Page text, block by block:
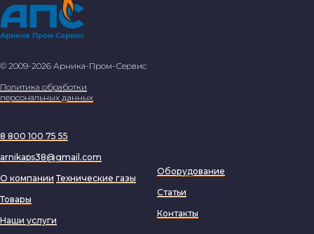
© 2009-2026 Арника-Пром-Сервис
Политика обработки
персональных данных
8 800 100 75 55
arnikaps38@gmail.com
О компании Технические газы
Товары
Наши услуги
Оборудование
Статьи
Контакты